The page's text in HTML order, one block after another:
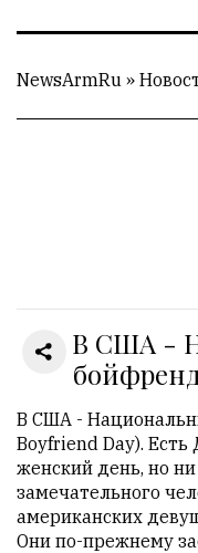
РЕКЛАМА
1
Гостей:
Пользователей:
0
НАШИ
ПРАВИЛА
NewsArmRu »
В США -
В США -
Boyfriend Day).
женский день, но
замечательного
американских
Они по-прежнему